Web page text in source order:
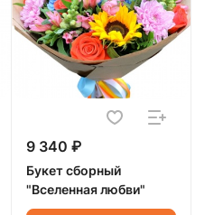
9 340 ₽
Букет сборный
"Вселенная любви"